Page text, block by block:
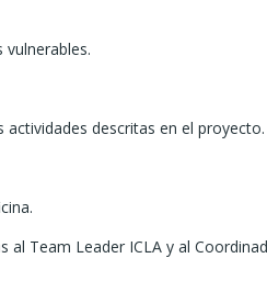
descritas en el proyecto.
Team Leader ICLA y al